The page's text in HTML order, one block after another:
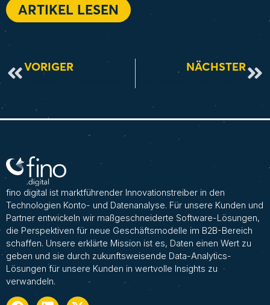
ARTIKEL LESEN
VORIGER NÄCHSTER
fino digital ist marktführender Innovationstreiber in den
Technologien Konto- und Datenanalyse. Für unsere Kunden und
Partner entwickeln wir maßgeschneiderte Software-Lösungen,
die Perspektiven für neue Geschäftsmodelle im B2B-Bereich
schaffen. Unsere erklärte Mission ist es, Daten einen Wert zu
geben und sie durch zukunftsweisende Data-Analytics-
Lösungen für unsere Kunden in wertvolle Insights zu
verwandeln.